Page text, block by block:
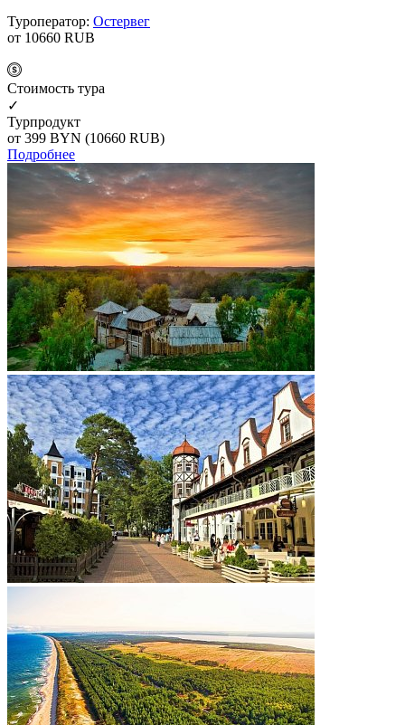
Туроператор: Остервег
от 10660 RUB
Cтоимость тура
✓
Турпродукт
от 399 BYN (10660 RUB)
Подробнее